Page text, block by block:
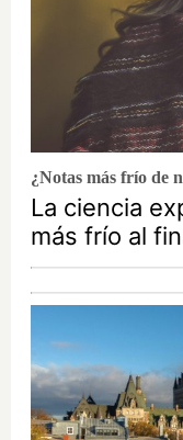
¿Notas más frío de
La ciencia
más frío al